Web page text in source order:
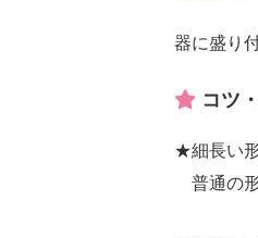
器に盛り
コツ
★細長い
普通の